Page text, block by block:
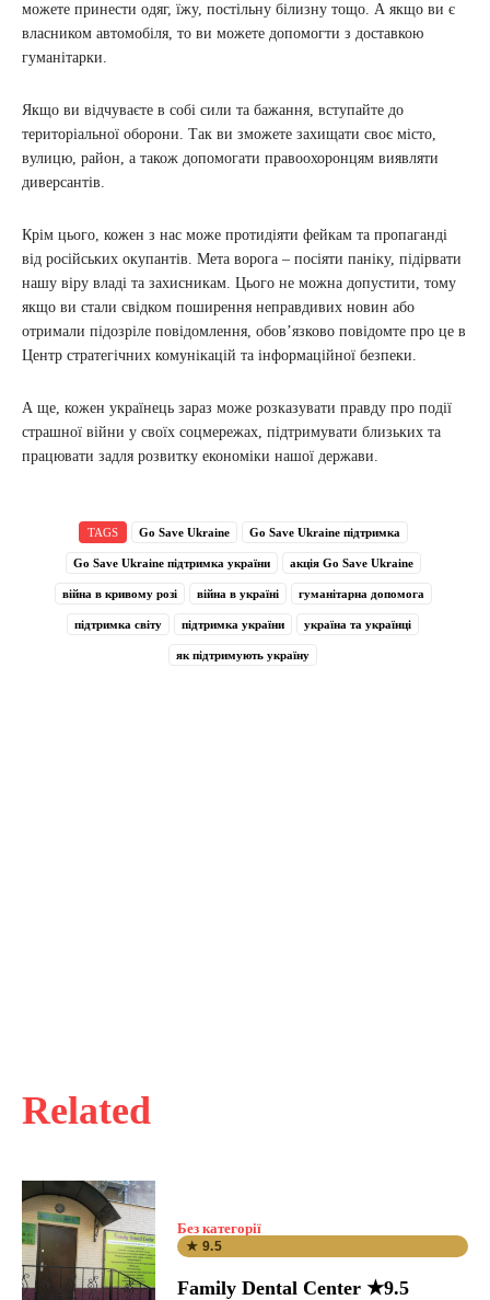
Related
Без категорії
★ 9.5
Family Dental Center ★9.5
можете принести одяг, їжу, постільну білизну тощо. А якщо ви є
власником автомобіля, то ви можете допомогти з доставкою
гуманітарки.
Якщо ви відчуваєте в собі сили та бажання, вступайте до
територіальної оборони. Так ви зможете захищати своє місто,
вулицю, район, а також допомогати правоохоронцям виявляти
диверсантів.
Крім цього, кожен з нас може протидіяти фейкам та пропаганді
від російських окупантів. Мета ворога – посіяти паніку, підірвати
нашу віру владі та захисникам. Цього не можна допустити, тому
якщо ви стали свідком поширення неправдивих новин або
отримали підозріле повідомлення, обов’язково повідомте про це в
Центр стратегічних комунікацій та інформаційної безпеки.
А ще, кожен українець зараз може розказувати правду про події
страшної війни у своїх соцмережах, підтримувати близьких та
працювати задля розвитку економіки нашої держави.
TAGS Go Save Ukraine Go Save Ukraine підтримка
Go Save Ukraine підтримка україни акція Go Save Ukraine
війна в кривому розі війна в україні гуманітарна допомога
підтримка світу підтримка україни україна та українці
як підтримують україну